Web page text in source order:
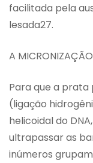
facilitada pela
lesada27.
A
Para que a prata
(ligação
helicoidal do
ultrapassar as
inúmeros